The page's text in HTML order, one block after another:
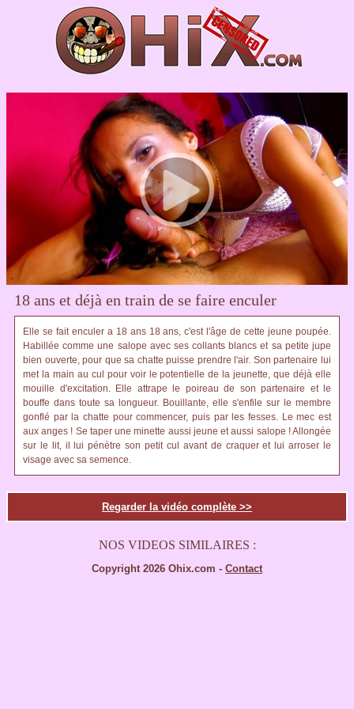
18 ans et déjà en train de se faire enculer
Elle se fait enculer a 18 ans 18 ans, c'est l'âge de cette jeune poupée.
Habillée comme une salope avec ses collants blancs et sa petite jupe
bien ouverte, pour que sa chatte puisse prendre l'air. Son partenaire lui
met la main au cul pour voir le potentielle de la jeunette, que déjà elle
mouille d'excitation. Elle attrape le poireau de son partenaire et le
bouffe dans toute sa longueur. Bouillante, elle s'enfile sur le membre
gonflé par la chatte pour commencer, puis par les fesses. Le mec est
aux anges ! Se taper une minette aussi jeune et aussi salope ! Allongée
sur le lit, il lui pénètre son petit cul avant de craquer et lui arroser le
visage avec sa semence.
Regarder la vidéo complète >>
NOS VIDEOS SIMILAIRES :
Copyright 2026 Ohix.com - Contact